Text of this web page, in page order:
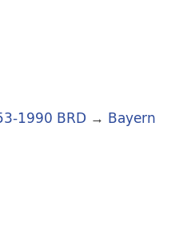
1990 BRD → Bayern